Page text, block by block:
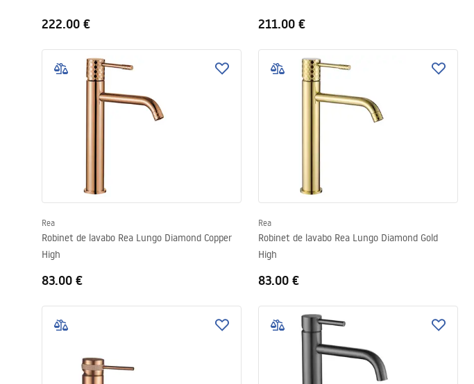
222.00 € 211.00 €
Rea
Robinet de lavabo Rea Lungo Diamond Copper
High
83.00 €
Rea
Robinet de lavabo Rea Lungo Diamond Gold
High
83.00 €